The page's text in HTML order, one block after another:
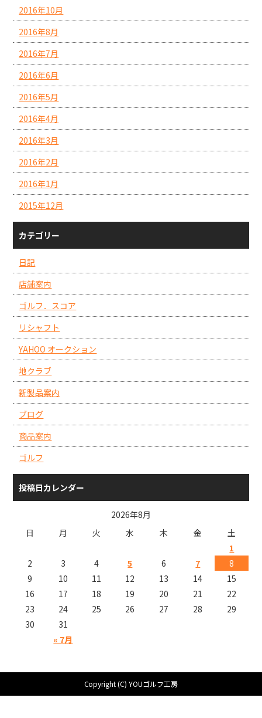
2016年10月
2016年8月
2016年7月
2016年6月
2016年5月
2016年4月
2016年3月
2016年2月
2016年1月
2015年12月
カテゴリー
日記
店舗案内
ゴルフ．スコア
リシャフト
YAHOO オークション
地クラブ
新製品案内
ブログ
商品案内
ゴルフ
投稿日カレンダー
2026年8月
日
月 火 水 木 金 土
« 7月
1
2
3 4 5 6 7
8
9
10 11 12 13 14
15
16
17 18 19 20 21
22
23
24 25 26 27 28
29
30
31
Copyright (C) YOUゴルフ工房